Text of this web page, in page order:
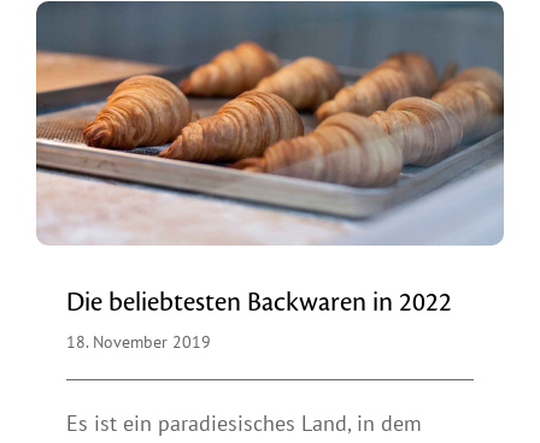
Die beliebtesten Backwaren in 2022
18. November 2019
Es ist ein paradiesisches Land, in dem